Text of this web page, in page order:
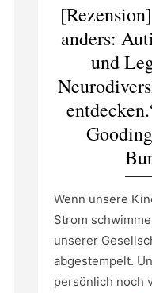
anders:
und
Wenn unsere
Strom
unserer
abgestempelt.
persönlich noch